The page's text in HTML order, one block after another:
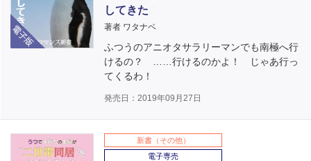
電子版
してきた
著者 ワタナベ
ふつうのアニオタサラリーマンでも南極へ行
けるの？ ……行けるのかよ！ じゃあ行っ
てくるわ！
発売日：2019年09月27日
新書（その他）
電子専売